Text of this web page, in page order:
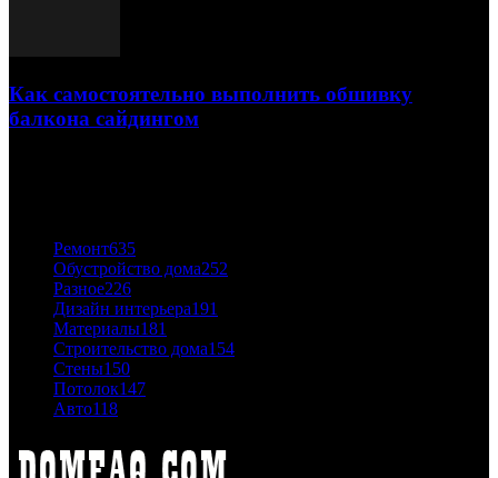
Как самостоятельно выполнить обшивку
балкона сайдингом
Ремонт635
Обустройство дома252
Разное226
Дизайн интерьера191
Материалы181
Строительство дома154
Стены150
Потолок147
Авто118